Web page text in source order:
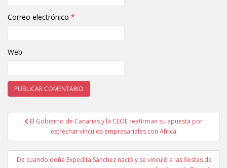
Correo electrónico *
Web
Navegación de entradas
El Gobierno de Canarias y la CEOE reafirman su apuesta por
estrechar vínculos empresariales con África
De cuando doña Expedita Sánchez nació y se vinculó a las fiestas de